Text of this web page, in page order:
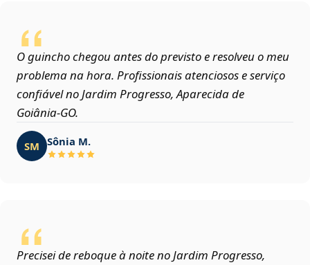
O guincho chegou antes do previsto e resolveu o meu
problema na hora. Profissionais atenciosos e serviço
confiável no Jardim Progresso, Aparecida de
Goiânia‑GO.
SM Sônia M.
Precisei de reboque à noite no Jardim Progresso,